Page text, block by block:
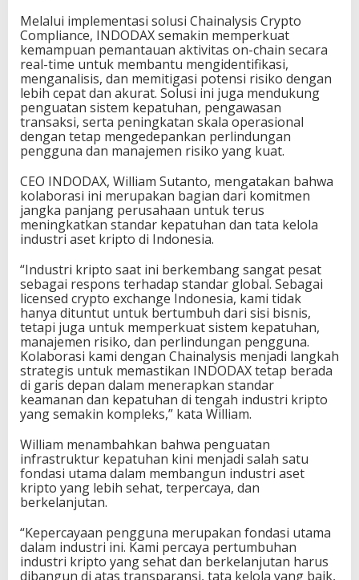
Melalui implementasi solusi Chainalysis Crypto
Compliance, INDODAX semakin memperkuat
kemampuan pemantauan aktivitas on-chain secara
real-time untuk membantu mengidentifikasi,
menganalisis, dan memitigasi potensi risiko dengan
lebih cepat dan akurat. Solusi ini juga mendukung
penguatan sistem kepatuhan, pengawasan
transaksi, serta peningkatan skala operasional
dengan tetap mengedepankan perlindungan
pengguna dan manajemen risiko yang kuat.
CEO INDODAX, William Sutanto, mengatakan bahwa
kolaborasi ini merupakan bagian dari komitmen
jangka panjang perusahaan untuk terus
meningkatkan standar kepatuhan dan tata kelola
industri aset kripto di Indonesia.
“Industri kripto saat ini berkembang sangat pesat
sebagai respons terhadap standar global. Sebagai
licensed crypto exchange Indonesia, kami tidak
hanya dituntut untuk bertumbuh dari sisi bisnis,
tetapi juga untuk memperkuat sistem kepatuhan,
manajemen risiko, dan perlindungan pengguna.
Kolaborasi kami dengan Chainalysis menjadi langkah
strategis untuk memastikan INDODAX tetap berada
di garis depan dalam menerapkan standar
keamanan dan kepatuhan di tengah industri kripto
yang semakin kompleks,” kata William.
William menambahkan bahwa penguatan
infrastruktur kepatuhan kini menjadi salah satu
fondasi utama dalam membangun industri aset
kripto yang lebih sehat, terpercaya, dan
berkelanjutan.
“Kepercayaan pengguna merupakan fondasi utama
dalam industri ini. Kami percaya pertumbuhan
industri kripto yang sehat dan berkelanjutan harus
dibangun di atas transparansi, tata kelola yang baik,